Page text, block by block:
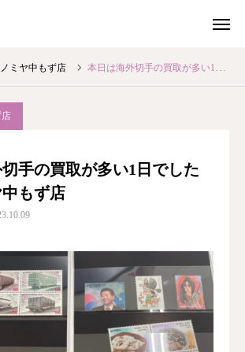
ミヤ中もず店 本日は海外切手の買取が多い1日でした－コノミヤ中もず店
店
手の買取が多い1日でした
もず店
合わせ